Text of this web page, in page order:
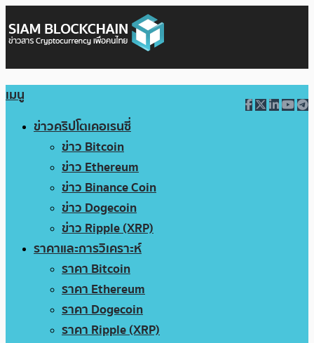
เมนู
ข่าวคริปโตเคอเรนซี่
ข่าว Bitcoin
ข่าว Ethereum
ข่าว Binance Coin
ข่าว Dogecoin
ข่าว Ripple (XRP)
ราคาและการวิเคราะห์
ราคา Bitcoin
ราคา Ethereum
ราคา Dogecoin
ราคา Ripple (XRP)